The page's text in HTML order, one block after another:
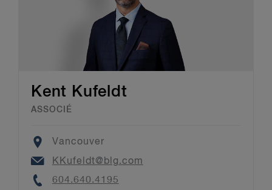
Kent Kufeldt
ASSOCIÉ
Location
Vancouver
Email
KKufeldt@blg.com
Phone
604.640.4195